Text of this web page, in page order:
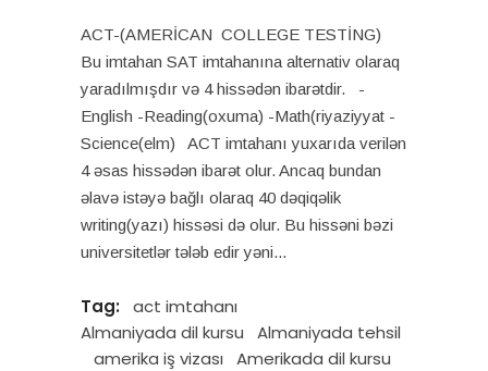
ACT-(AMERİCAN COLLEGE TESTİNG)
Bu imtahan SAT imtahanına alternativ olaraq
yaradılmışdır və 4 hissədən ibarətdir. -
English -Reading(oxuma) -Math(riyaziyyat -
Science(elm) ACT imtahanı yuxarıda verilən
4 əsas hissədən ibarət olur. Ancaq bundan
əlavə istəyə bağlı olaraq 40 dəqiqəlik
writing(yazı) hissəsi də olur. Bu hissəni bəzi
universitetlər tələb edir yəni
Tag:
act imtahanı
Almaniyada dil kursu
Almaniyada tehsil
amerika iş vizası
Amerikada dil kursu